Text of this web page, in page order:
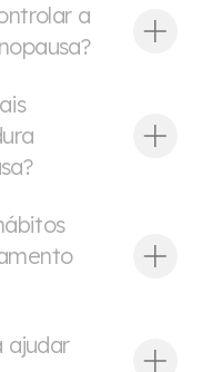
a
ajudar